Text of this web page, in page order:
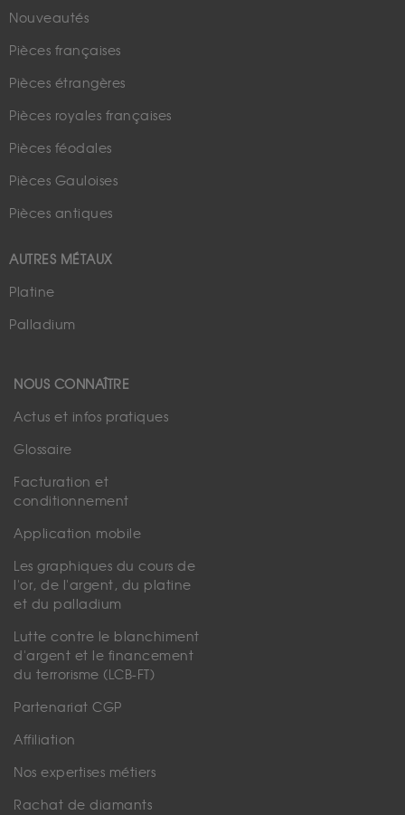
Nouveautés
Pièces françaises
Pièces étrangères
Pièces royales françaises
Pièces féodales
Pièces Gauloises
Pièces antiques
AUTRES MÉTAUX
Platine
Palladium
NOUS CONNAÎTRE
Actus et infos pratiques
Glossaire
Facturation et
conditionnement
Application mobile
Les graphiques du cours de
l'or, de l'argent, du platine
et du palladium
Lutte contre le blanchiment
d'argent et le financement
du terrorisme (LCB-FT)
Partenariat CGP
Affiliation
Nos expertises métiers
Rachat de diamants